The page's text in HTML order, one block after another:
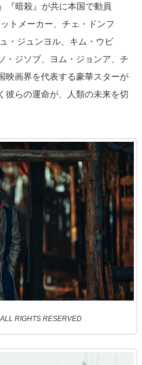
『暗殺』が共に本国で動員
トメーカー、チェ・ドンフ
・ジュンヨル、キム・ウビ
・ジソブ、ヨム・ジョンア、チ
映画界を代表する豪華スターが
彼らの運命が、人類の未来を切
RIGHTS RESERVED